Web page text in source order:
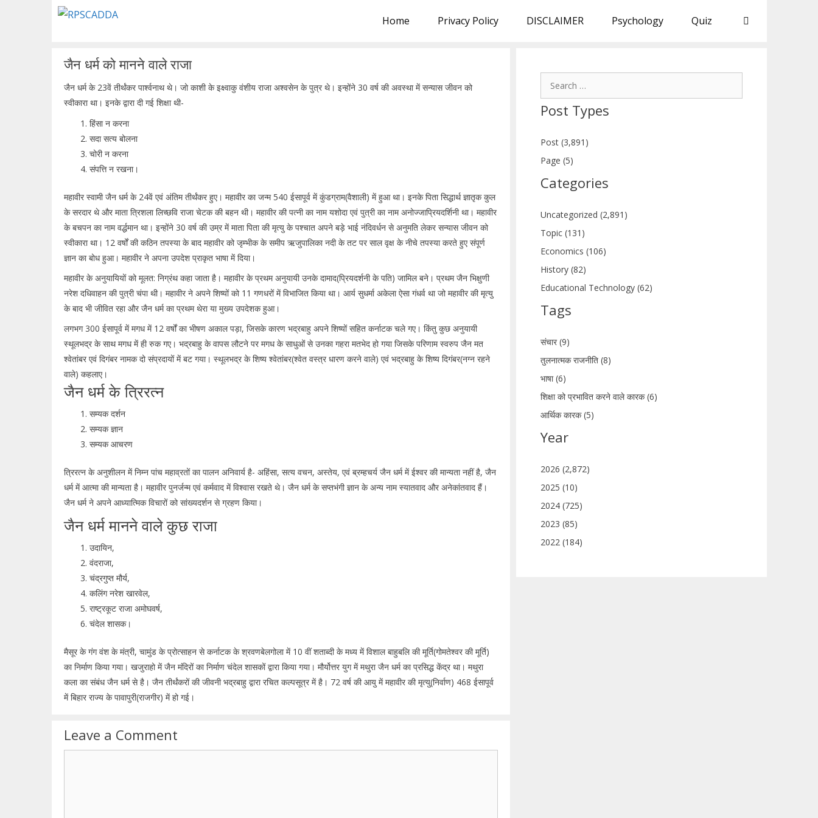
Home Privacy Policy DISCLAIMER Psychology Quiz
जैन धर्म को मानने वाले राजा
जैन धर्म के 23वें तीर्थंकर पार्श्वनाथ थे। जो काशी के इक्ष्वाकु वंशीय राजा अश्वसेन के पुत्र थे। इन्होंने 30 वर्ष की अवस्था में सन्यास जीवन को
स्वीकारा था। इनके द्वारा दी गई शिक्षा थी-
हिंसा न करना
सदा सत्य बोलना
चोरी न करना
संपत्ति न रखना।
महावीर स्वामी जैन धर्म के 24वें एवं अंतिम तीर्थंकर हुए। महावीर का जन्म 540 ईसापूर्व में कुंडग्राम(वैशाली) में हुआ था। इनके पिता सिद्धार्थ ज्ञातृक कुल
के सरदार थे और माता त्रिशला लिच्छवि राजा चेटक की बहन थी। महावीर की पत्नी का नाम यशोदा एवं पुत्री का नाम अनोज्जाप्रियदर्शिनी था। महावीर
के बचपन का नाम वर्द्धमान था। इन्होंने 30 वर्ष की उम्र में माता पिता की मृत्यु के पश्चात अपने बड़े भाई नंदिवर्धन से अनुमति लेकर सन्यास जीवन को
स्वीकारा था। 12 वर्षों की कठिन तपस्या के बाद महावीर को जृम्भीक के समीप ऋजुपालिका नदी के तट पर साल वृक्ष के नीचे तपस्या करते हुए संपूर्ण
ज्ञान का बोध हुआ। महावीर ने अपना उपदेश प्राकृत भाषा में दिया।
महावीर के अनुयायियों को मूलत: निग्रंथ कहा जाता है। महावीर के प्रथम अनुयायी उनके दामाद(प्रियदर्शनी के पति) जामिल बने। प्रथम जैन भिक्षुणी
नरेश दधिवाहन की पुत्री चंपा थी। महावीर ने अपने शिष्यों को 11 गणधरों में विभाजित किया था। आर्य सुधर्मा अकेला ऐसा गंधर्व था जो महावीर की मृत्यु
के बाद भी जीवित रहा और जैन धर्म का प्रथम थेरा या मुख्य उपदेशक हुआ।
लगभग 300 ईसापूर्व में मगध में 12 वर्षों का भीषण अकाल पड़ा, जिसके कारण भद्रबाहु अपने शिष्यों सहित कर्नाटक चले गए। किंतु कुछ अनुयायी
स्थूलभद्र के साथ मगध में ही रुक गए। भद्रबाहु के वापस लौटने पर मगध के साधुओं से उनका गहरा मतभेद हो गया जिसके परिणाम स्वरुप जैन मत
श्वेतांबर एवं दिगंबर नामक दो संप्रदायों में बट गया। स्थूलभद्र के शिष्य श्वेतांबर(श्वेत वस्त्र धारण करने वाले) एवं भद्रबाहु के शिष्य दिगंबर(नग्न रहने
वाले) कहलाए।
जैन धर्म के त्रिरत्न
सम्यक दर्शन
सम्यक ज्ञान
सम्यक आचरण
त्रिरत्न के अनुशीलन में निम्न पांच महाव्रतों का पालन अनिवार्य है- अहिंसा, सत्य वचन, अस्तेय, एवं ब्रम्हचर्य जैन धर्म में ईश्वर की मान्यता नहीं है, जैन
धर्म में आत्मा की मान्यता है। महावीर पुनर्जन्म एवं कर्मवाद में विश्वास रखते थे। जैन धर्म के सप्तभंगी ज्ञान के अन्य नाम स्यातवाद और अनेकांतवाद हैं।
जैन धर्म ने अपने आध्यात्मिक विचारों को सांख्यदर्शन से ग्रहण किया।
जैन धर्म मानने वाले कुछ राजा
उदायिन,
वंदराजा,
चंद्रगुप्त मौर्य,
कलिंग नरेश खारवेल,
राष्ट्रकूट राजा अमोघवर्ष,
चंदेल शासक।
मैसूर के गंग वंश के मंत्री, चामुंड के प्रोत्साहन से कर्नाटक के श्रवणबेलगोला में 10 वीं शताब्दी के मध्य में विशाल बाहुबलि की मूर्ति(गोमतेश्वर की मूर्ति)
का निर्माण किया गया। खजुराहो में जैन मंदिरों का निर्माण चंदेल शासकों द्वारा किया गया। मौर्योत्तर युग में मथुरा जैन धर्म का प्रसिद्ध केंद्र था। मथुरा
कला का संबंध जैन धर्म से है। जैन तीर्थंकरों की जीवनी भद्रबाहु द्वारा रचित कल्पसूत्र में है। 72 वर्ष की आयु में महावीर की मृत्यु(निर्वाण) 468 ईसापूर्व
में बिहार राज्य के पावापुरी(राजगीर) में हो गई।
Leave a Comment
Post Types
Post (3,891)
Page (5)
Categories
Uncategorized (2,891)
Topic (131)
Economics (106)
History (82)
Educational Technology (62)
Tags
संचार (9)
तुलनात्मक राजनीति (8)
भाषा (6)
शिक्षा को प्रभावित करने वाले कारक (6)
आर्थिक कारक (5)
Year
2026 (2,872)
2025 (10)
2024 (725)
2023 (85)
2022 (184)